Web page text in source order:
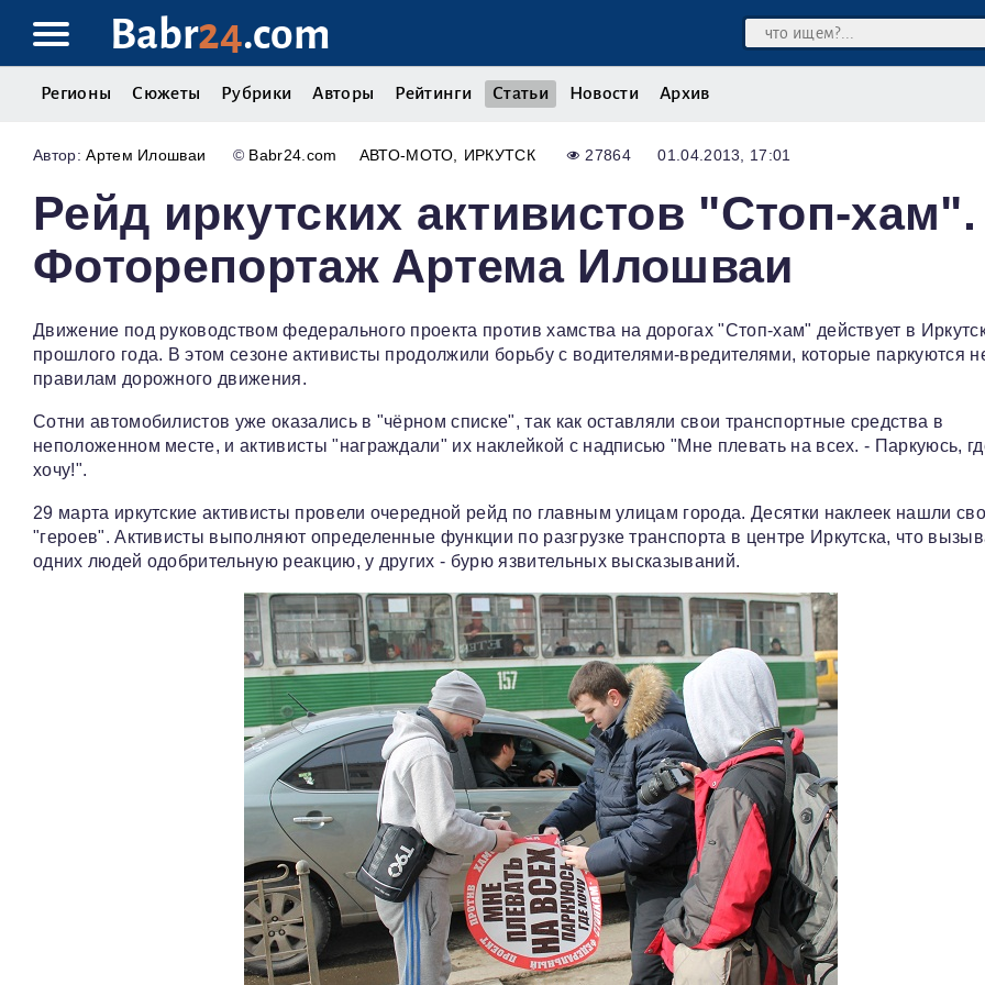
Babr24.com
Регионы Сюжеты Рубрики Авторы Рейтинги Статьи Новости Архив
Артем Илошваи © Babr24.com АВТО-МОТО ИРКУТСК 27864 01.04.2013, 17:01
Рейд иркутских активистов "Стоп-хам".
Фоторепортаж Артема Илошваи
Движение под руководством федерального проекта против хамства на дорогах "Стоп-хам" действует в
прошлого года. В этом сезоне активисты продолжили борьбу с водителями-вредителями, которые паркуются
правилам дорожного движения.
Сотни автомобилистов уже оказались в "чёрном списке", так как оставляли свои транспортные средства в
неположенном месте, и активисты "награждали" их наклейкой с надписью "Мне плевать на всех. - Паркуюсь,
хочу!".
29 марта иркутские активисты провели очередной рейд по главным улицам города. Десятки наклеек нашли
"героев". Активисты выполняют определенные функции по разгрузке транспорта в центре Иркутска, что
одних людей одобрительную реакцию, у других - бурю язвительных высказываний.